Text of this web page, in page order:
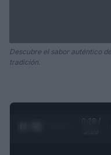
Descubre el sabor auténtico
tradición.
0:28 /